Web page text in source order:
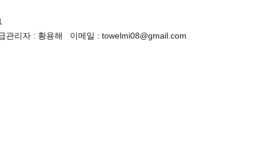
관리자 : 황용해 이메일 : towelmi08@gmail.com